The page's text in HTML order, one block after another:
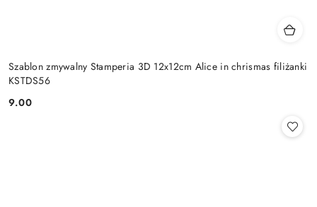
Szablon zmywalny Stamperia 3D 12x12cm Alice in chrismas filiżanki
KSTDS56
Cena:
9.00